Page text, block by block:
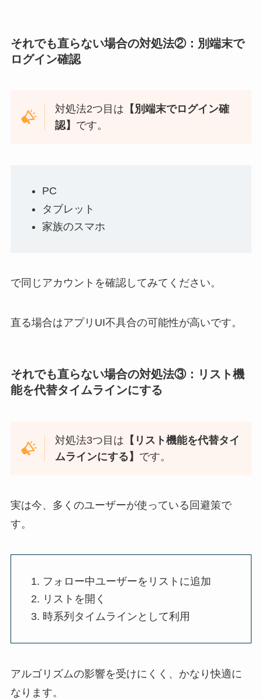
それでも直らない場合の対処法②： 別端末で
ログイン確認
対処法2つ目は 【別端末でログイン確
認】 です。
PC
タブレット
家族のスマホ
で同じアカウントを確認してみてください。
直る場合はアプリUI不具合の可能性が高いです。
それでも直らない場合の対処法③： リスト機
能を代替タイムラインにする
対処法3つ目は 【リスト機能を代替タイ
ムラインにする 】 です。
実は今、多くのユーザーが使っている回避策で
す。
フォロー中ユーザーをリストに追加
リストを開く
時系列タイムラインとして利用
アルゴリズムの影響を受けにくく、かなり快適に
なります。